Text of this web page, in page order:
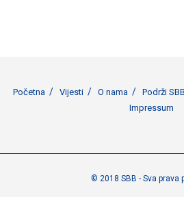
Početna Vijesti O nama Podrži SBB
Impressum
© 2018 SBB - Sva prava